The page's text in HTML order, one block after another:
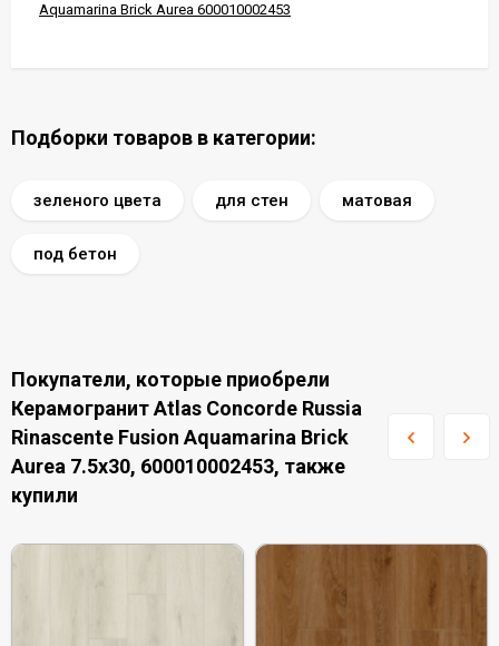
Aquamarina Brick Aurea 600010002453
Подборки товаров в категории:
зеленого цвета для стен матовая
под бетон
Покупатели, которые приобрели
Керамогранит Atlas Concorde Russia
Rinascente Fusion Aquamarina Brick
Aurea 7.5x30, 600010002453, также
купили